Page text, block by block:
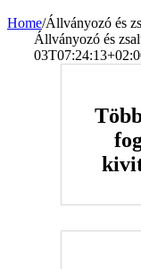
Home/Állványozó és
Állványozó és